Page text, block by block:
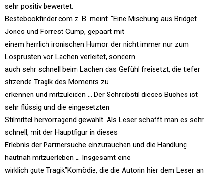
sehr positiv bewertet.
Bestebookfinder.com z. B. meint: "Eine Mischung aus Bridget
Jones und Forrest Gump, gepaart mit
einem herrlich ironischen Humor, der nicht immer nur zum
Losprusten vor Lachen verleitet, sondern
auch sehr schnell beim Lachen das Gefühl freisetzt, die tiefer
sitzende Tragik des Moments zu
erkennen und mitzuleiden ... Der Schreibstil dieses Buches ist
sehr flüssig und die eingesetzten
Stilmittel hervorragend gewählt. Als Leser schafft man es sehr
schnell, mit der Hauptfigur in dieses
Erlebnis der Partnersuche einzutauchen und die Handlung
hautnah mitzuerleben ... Insgesamt eine
wirklich gute Tragik”Komödie, die die Autorin hier dem Leser an